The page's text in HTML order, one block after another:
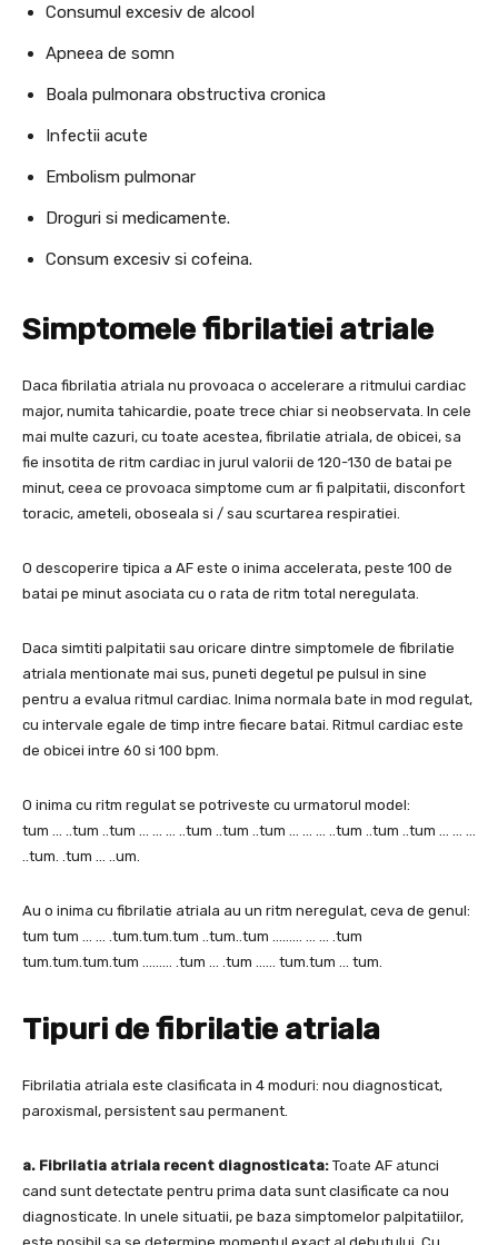
Consumul excesiv de alcool
Apneea de somn
Boala pulmonara obstructiva cronica
Infectii acute
Embolism pulmonar
Droguri si medicamente.
Consum excesiv si cofeina.
Simptomele fibrilatiei atriale
Daca fibrilatia atriala nu provoaca o accelerare a ritmului cardiac
major, numita tahicardie, poate trece chiar si neobservata. In cele
mai multe cazuri, cu toate acestea, fibrilatie atriala, de obicei, sa
fie insotita de ritm cardiac in jurul valorii de 120-130 de batai pe
minut, ceea ce provoaca simptome cum ar fi palpitatii, disconfort
toracic, ameteli, oboseala si / sau scurtarea respiratiei.
O descoperire tipica a AF este o inima accelerata, peste 100 de
batai pe minut asociata cu o rata de ritm total neregulata.
Daca simtiti palpitatii sau oricare dintre simptomele de fibrilatie
atriala mentionate mai sus, puneti degetul pe pulsul in sine
pentru a evalua ritmul cardiac. Inima normala bate in mod regulat,
cu intervale egale de timp intre fiecare batai. Ritmul cardiac este
de obicei intre 60 si 100 bpm.
O inima cu ritm regulat se potriveste cu urmatorul model:
tum … ..tum ..tum … … … ..tum ..tum ..tum … … … ..tum ..tum ..tum … … …
..tum. .tum … ..um.
Au o inima cu fibrilatie atriala au un ritm neregulat, ceva de genul:
tum tum … … .tum.tum.tum ..tum..tum ……… … … .tum
tum.tum.tum.tum ……… .tum … .tum …… tum.tum … tum.
Tipuri de fibrilatie atriala
Fibrilatia atriala este clasificata in 4 moduri: nou diagnosticat,
paroxismal, persistent sau permanent.
a. Fibrilatia atriala recent diagnosticata: Toate AF atunci
cand sunt detectate pentru prima data sunt clasificate ca nou
diagnosticate. In unele situatii, pe baza simptomelor palpitatiilor,